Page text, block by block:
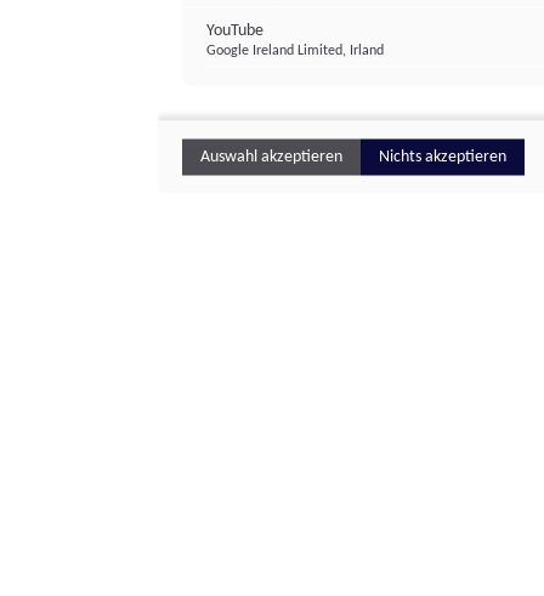
YouTube
Google Ireland Limited, Irland
Auswahl akzeptieren Nichts akzeptieren